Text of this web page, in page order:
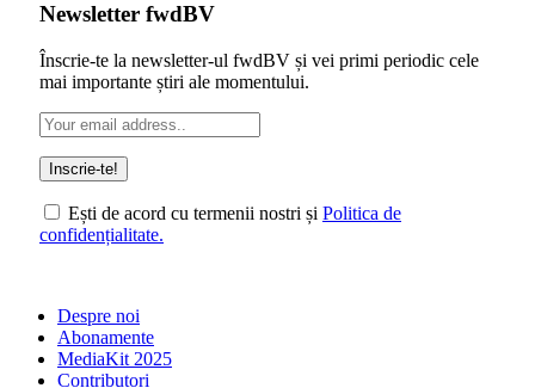
Newsletter fwdBV
Înscrie-te la newsletter-ul fwdBV și vei primi periodic cele
mai importante știri ale momentului.
Ești de acord cu termenii nostri și Politica de
confidențialitate.
Despre noi
Abonamente
MediaKit 2025
Contributori